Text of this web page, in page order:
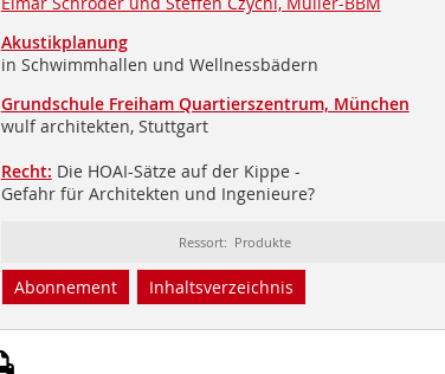
Akustikplanung
in Schwimmhallen und Wellnessbädern
Grundschule Freiham Quartierszentrum, München
wulf architekten, Stuttgart
Recht: Die HOAI-Sätze auf der Kippe -
Gefahr für Architekten und Ingenieure?
Ressort: Produkte
Abonnement Inhaltsverzeichnis